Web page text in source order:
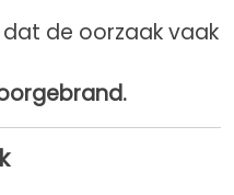
de oorzaak vaak